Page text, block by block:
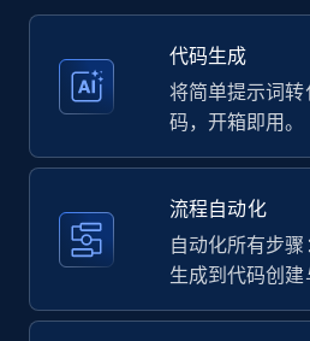
Amazon products -
Title, Seller name, Brand,
price, Currency, Availability,
代码生成
将简单提示词
码，开箱即用。
流程自动化
自动化所有步
生成到代码创建